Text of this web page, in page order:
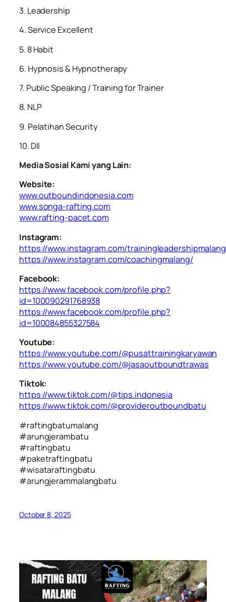
3. Leadership
4. Service Excellent
5. 8 Habit
6. Hypnosis & Hypnotherapy
7. Public Speaking / Training for Trainer
8. NLP
9. Pelatihan Security
10. Dll
Media Sosial Kami yang Lain:
Website:
www.outboundindonesia.com
www.songa-rafting.com
www.rafting-pacet.com
Instagram:
https://www.instagram.com/
https://www.instagram.com/coachingmalang/
Facebook:
https://www.facebook.com/profile.php?
id=100090291768938
https://www.facebook.com/profile.php?
id=100084855327584
Youtube:
https://www.youtube.com/@pusattrainingkaryawan
https://www.youtube.com/@jasaoutboundtrawas
Tiktok:
https://www.tiktok.com/@tips.indonesia
https://www.tiktok.com/@provideroutboundbatu
#raftingbatumalang
#arungjerambatu
#raftingbatu
#paketraftingbatu
#wisataraftingbatu
#arungjerammalangbatu
October 8, 2025